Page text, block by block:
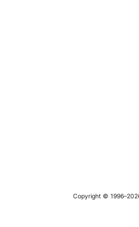
Copyright ©